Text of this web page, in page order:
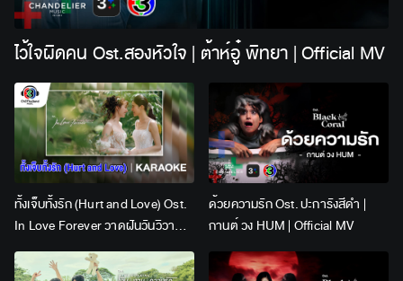
ไว้ใจผิดคน Ost.สองหัวใจ | ต้าห์อู๋ พิทยา | Official MV
ทั้งเจ็บทั้งรัก (Hurt and Love) Ost.
In Love Forever วาดฝันวันวิวาห์ |
Lingling Kwong x Orm
Kornnaphat | Official Karaoke
ด้วยความรัก Ost. ปะการังสีดำ |
กานต์ วง HUM | Official MV